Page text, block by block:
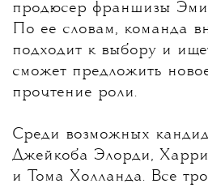
продюсер франшизы Эми
По ее словам, команда
подходит к выбору и
сможет предложить
прочтение роли.
Среди возможных
Джейкоба Элорди,
и Тома Холланда. Все